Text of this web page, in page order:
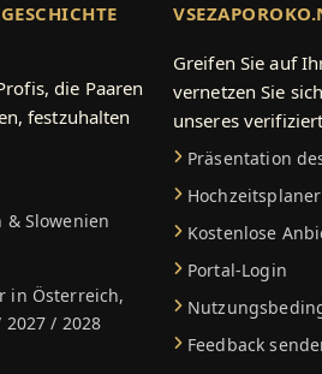
die Paaren
festzuhalten
Slowenien
in Österreich,
/ 2028
Greifen Sie auf
vernetzen Sie
unseres
Präsentation
Hochzeitsplaner
Kostenlose
Portal-Login
Feedback